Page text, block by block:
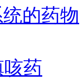
的药物
药